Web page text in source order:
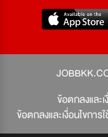
ข้อตกลงและ
ข้อตกลงและเงื่อนไขกา